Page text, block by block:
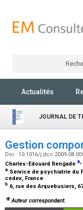
Actualités
JOURNAL DE
Gestion
Doi : 10.1016/
Charles-Edouard Rengade a,
a Service de psychiatrie du
cedex, France
b 6, rue des Arquebusiers,
Auteur correspondant.